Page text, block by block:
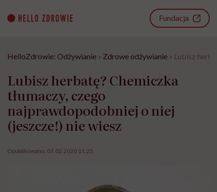
content
Fundacja
HelloZdrowie: Odżywianie › Zdrowe odżywianie › Lubisz
Lubisz herbatę? Chemiczka
tłumaczy, czego
najprawdopodobniej o niej
(jeszcze!) nie wiesz
Opublikowano: 07.02.2020 11:25